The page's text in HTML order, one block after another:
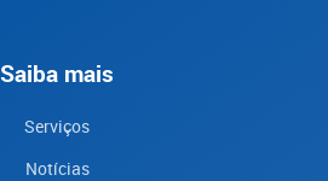
Saiba mais
Serviços
Notícias